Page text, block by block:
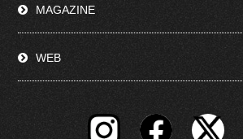
MAGAZINE
WEB